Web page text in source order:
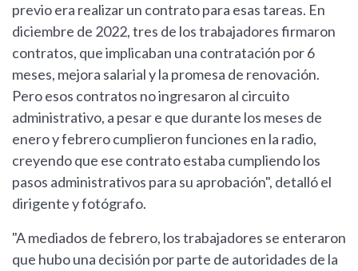
previo era realizar un contrato para esas tareas. En
diciembre de 2022, tres de los trabajadores firmaron
contratos, que implicaban una contratación por 6
meses, mejora salarial y la promesa de renovación.
Pero esos contratos no ingresaron al circuito
administrativo, a pesar e que durante los meses de
enero y febrero cumplieron funciones en la radio,
creyendo que ese contrato estaba cumpliendo los
pasos administrativos para su aprobación", detalló el
dirigente y fotógrafo.
"A mediados de febrero, los trabajadores se enteraron
que hubo una decisión por parte de autoridades de la